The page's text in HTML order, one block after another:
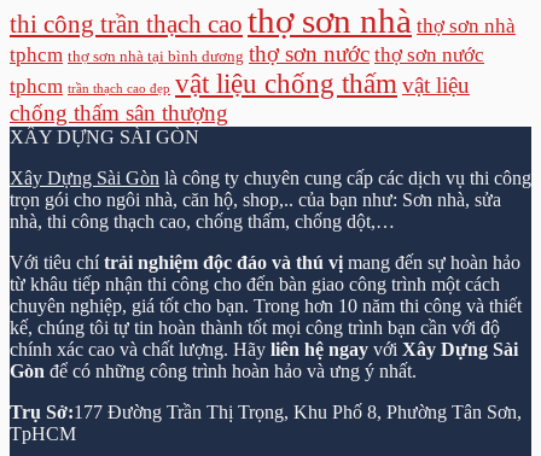
thi công trần thạch cao thợ sơn nhà thợ sơn nhà
tphcm thợ sơn nhà tại bình dương thợ sơn nước thợ sơn nước
tphcm trần thạch cao đẹp vật liệu chống thấm vật liệu
chống thấm sân thượng
XÂY DỰNG SÀI GÒN
Xây Dựng Sài Gòn là công ty chuyên cung cấp các dịch vụ thi công
trọn gói cho ngôi nhà, căn hộ, shop,.. của bạn như: Sơn nhà, sửa
nhà, thi công thạch cao, chống thấm, chống dột,…
Với tiêu chítrải nghiệm độc đáo và thú vị mang đến sự hoàn hảo
từ khâu tiếp nhận thi công cho đến bàn giao công trình một cách
chuyên nghiệp, giá tốt cho bạn. Trong hơn 10 năm thi công và thiết
kế, chúng tôi tự tin hoàn thành tốt mọi công trình bạn cần với độ
chính xác cao và chất lượng. Hãy liên hệ ngay với Xây Dựng Sài
Gòn để có những công trình hoàn hảo và ưng ý nhất.
Trụ Sở:177 Đường Trần Thị Trọng, Khu Phố 8, Phường Tân Sơn,
TpHCM